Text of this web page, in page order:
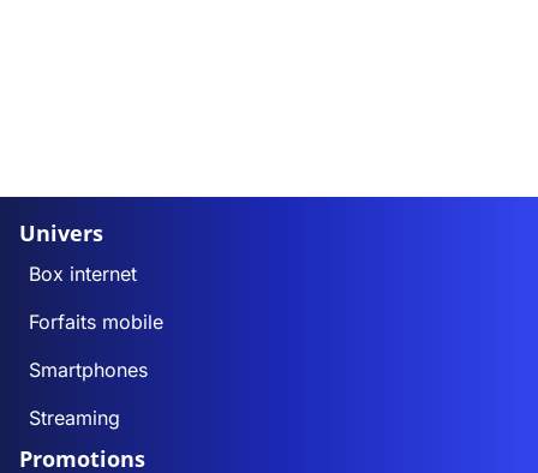
Univers
Box internet
Forfaits mobile
Smartphones
Streaming
Promotions